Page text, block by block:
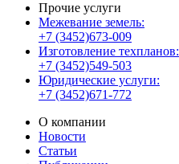
Прочие услуги
Межевание земель:
+7 (3452)673-009
Изготовление техпланов:
+7 (3452)549-503
Юридические услуги:
+7 (3452)671-772
О компании
Новости
Статьи